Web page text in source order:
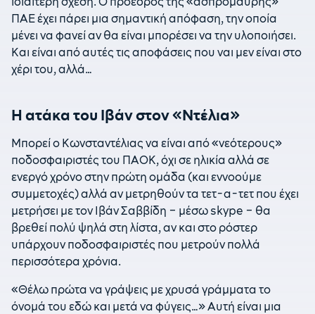
ΠΑΕ έχει πάρει μια σημαντική απόφαση, την οποία
μένει να φανεί αν θα είναι μπορέσει να την υλοποιήσει.
Και είναι από αυτές τις αποφάσεις που ναι μεν είναι στο
χέρι του, αλλά…
Η ατάκα του Ιβάν στον «Ντέλια»
Μπορεί ο Κωνσταντέλιας να είναι από «νεότερους»
ποδοσφαιριστές του ΠΑΟΚ, όχι σε ηλικία αλλά σε
ενεργό χρόνο στην πρώτη ομάδα (και εννοούμε
συμμετοχές) αλλά αν μετρηθούν τα τετ-α-τετ που έχει
μετρήσει με τον Ιβάν Σαββίδη – μέσω skype – θα
βρεθεί πολύ ψηλά στη λίστα, αν και στο ρόστερ
υπάρχουν ποδοσφαιριστές που μετρούν πολλά
περισσότερα χρόνια.
«Θέλω πρώτα να γράψεις με χρυσά γράμματα το
όνομά του εδώ και μετά να φύγεις…» Αυτή είναι μια